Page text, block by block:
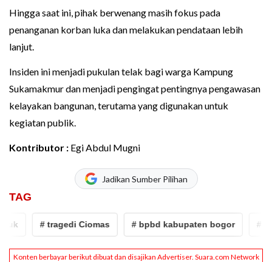
Hingga saat ini, pihak berwenang masih fokus pada
penanganan korban luka dan melakukan pendataan lebih
lanjut.
Insiden ini menjadi pukulan telak bagi warga Kampung
Sukamakmur dan menjadi pengingat pentingnya pengawasan
kelayakan bangunan, terutama yang digunakan untuk
kegiatan publik.
Kontributor : Egi Abdul Mugni
Jadikan Sumber Pilihan
TAG
# tragedi Ciomas # bpbd kabupaten bogor #